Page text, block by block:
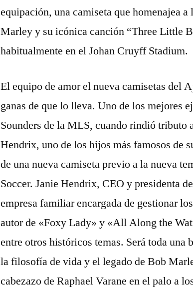
equipación, una camiseta que homenajea
Marley y su icónica canción “Three Little
habitualmente en el Johan Cruyff Stadium.
El equipo de amor el nueva camisetas del
ganas de que lo lleva. Uno de los mejores
Sounders de la MLS, cuando rindió tributo
Hendrix, uno de los hijos más famosos de
de una nueva camiseta previo a la nueva
Soccer. Janie Hendrix, CEO y presidenta
empresa familiar encargada de gestionar
autor de «Foxy Lady» y «All Along the
entre otros históricos temas. Será toda una
la filosofía de vida y el legado de Bob
cabezazo de Raphael Varane en el palo a